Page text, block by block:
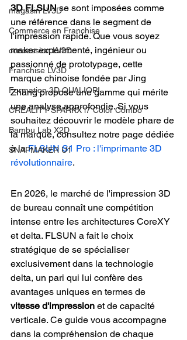
magasin LV3D
Commerce en Franchise
concession LV3D
Franchise LV3D
Formation 3D QUALIOPI
CREALITY SPARKX i7 Color Combo
Bambu Lab X2D
SNAPMAKER U1
3D FLSUN se sont imposées comme
une référence dans le segment de
l'impression rapide. Que vous soyez
maker expérimenté, ingénieur ou
passionné de prototypage, cette
marque chinoise fondée par Jing
Zhang propose une gamme qui mérite
une analyse approfondie. Si vous
souhaitez découvrir le modèle phare de
la marque, consultez notre page dédiée
à la FLSUN S1 Pro : l'imprimante 3D
révolutionnaire.
En 2026, le marché de l'impression 3D
de bureau connaît une compétition
intense entre les architectures CoreXY
et delta. FLSUN a fait le choix
stratégique de se spécialiser
exclusivement dans la technologie
delta, un pari qui lui confère des
avantages uniques en termes de
vitesse d'impression et de capacité
verticale. Ce guide vous accompagne
dans la compréhension de chaque